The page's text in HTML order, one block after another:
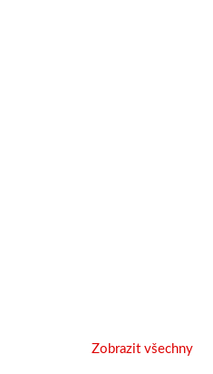
Zobrazit všechny